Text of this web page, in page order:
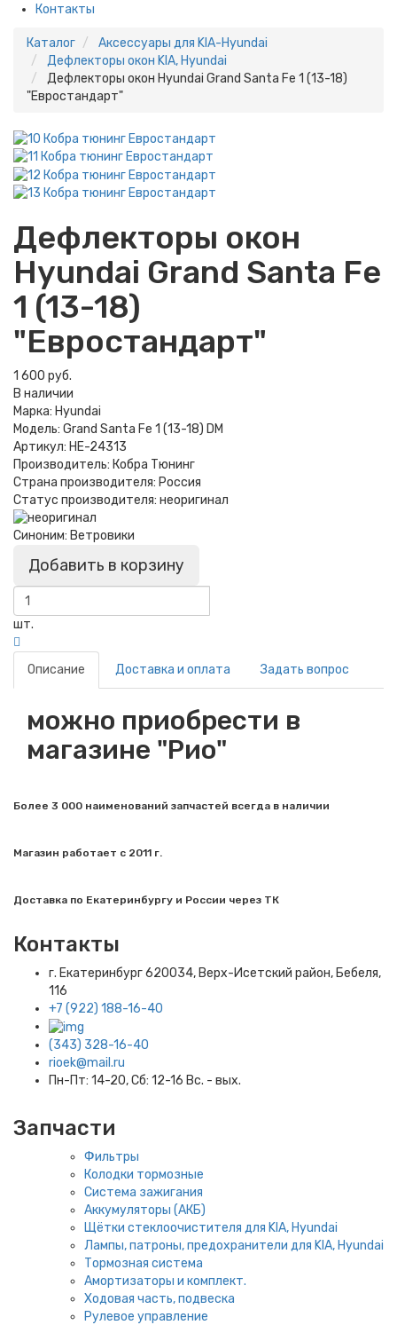
Контакты
Каталог
Аксессуары для KIA-Hyundai
Дефлекторы окон KIA, Hyundai
Дефлекторы окон Hyundai Grand Santa Fe 1 (13-18)
"Евростандарт"
Дефлекторы окон
Hyundai Grand Santa Fe
1 (13-18)
"Евростандарт"
1 600 руб.
В наличии
Марка: Hyundai
Модель: Grand Santa Fe 1 (13-18) DM
Артикул: HE-24313
Производитель: Кобра Тюнинг
Страна производителя: Россия
Статус производителя: неоригинал
Синоним: Ветровики
Добавить в корзину
шт.
Описание Доставка и оплата Задать вопрос
можно приобрести в
магазине "Рио"
Более 3 000 наименований запчастей всегда в наличии
Магазин работает с 2011 г.
Доставка по Екатеринбургу и России через ТК
Контакты
г. Екатеринбург​ 620034, Верх-Исетский район, Бебеля,
116
+7 (922) 188-16-40
(343) 328-16-40
rioek@mail.ru
Пн-Пт: 14-20, Сб: 12-16 Вс. - вых.
Запчасти
Фильтры
Колодки тормозные
Система зажигания
Аккумуляторы (АКБ)
Щётки стеклоочистителя для KIA, Hyundai
Лампы, патроны, предохранители для KIA, Hyundai
Тормозная система
Амортизаторы и комплект.
Ходовая часть, подвеска
Рулевое управление